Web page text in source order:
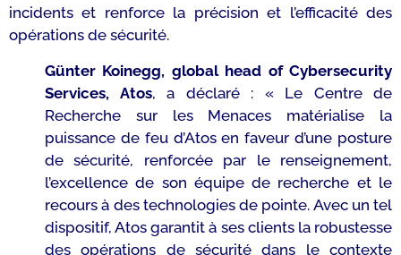
incidents et renforce la précision et l’efficacité des
opérations de sécurité.
Günter Koinegg, global head of Cybersecurity
Services, Atos, a déclaré : « Le Centre de
Recherche sur les Menaces matérialise la
puissance de feu d’Atos en faveur d’une posture
de sécurité, renforcée par le renseignement,
l’excellence de son équipe de recherche et le
recours à des technologies de pointe. Avec un tel
dispositif, Atos garantit à ses clients la robustesse
des opérations de sécurité dans le contexte